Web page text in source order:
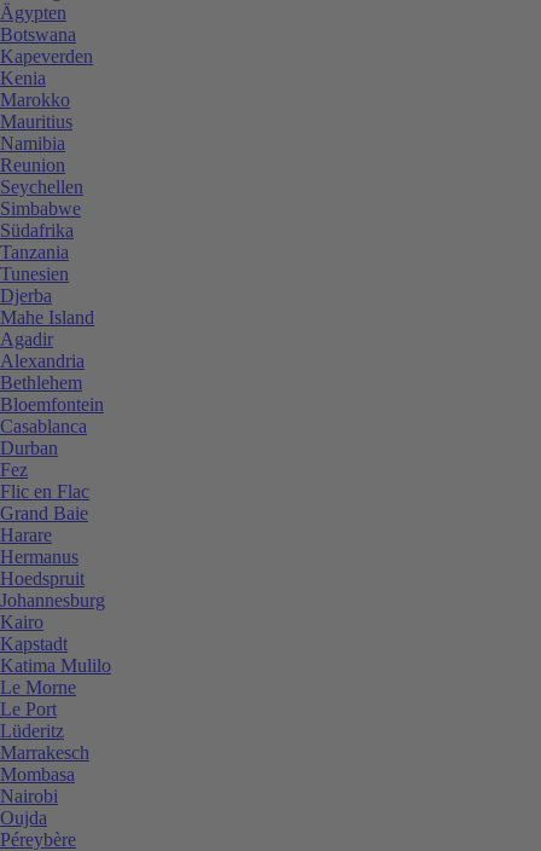
Ägypten
Botswana
Kapeverden
Kenia
Marokko
Mauritius
Namibia
Reunion
Seychellen
Simbabwe
Südafrika
Tanzania
Tunesien
Djerba
Mahe Island
Agadir
Alexandria
Bethlehem
Bloemfontein
Casablanca
Durban
Fez
Flic en Flac
Grand Baie
Harare
Hermanus
Hoedspruit
Johannesburg
Kairo
Kapstadt
Katima Mulilo
Le Morne
Le Port
Lüderitz
Marrakesch
Mombasa
Nairobi
Oujda
Péreybère